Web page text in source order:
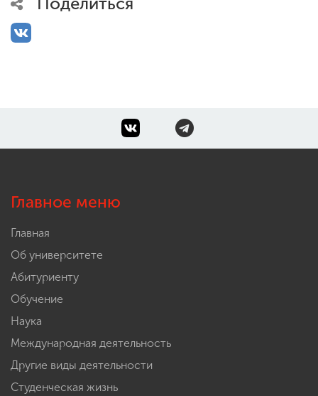
Главное меню
Главная
Об университете
Абитуриенту
Обучение
Наука
Международная деятельность
Другие виды деятельности
Студенческая жизнь